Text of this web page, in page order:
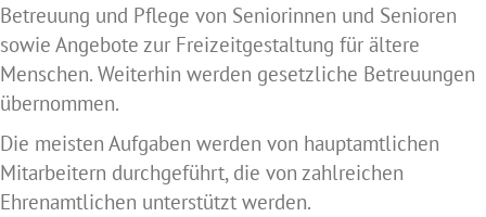
Betreuung und Pflege von Seniorinnen und Senioren
sowie Angebote zur Freizeitgestaltung für ältere
Menschen. Weiterhin werden gesetzliche Betreuungen
übernommen.
Die meisten Aufgaben werden von hauptamtlichen
Mitarbeitern durchgeführt, die von zahlreichen
Ehrenamtlichen unterstützt werden.